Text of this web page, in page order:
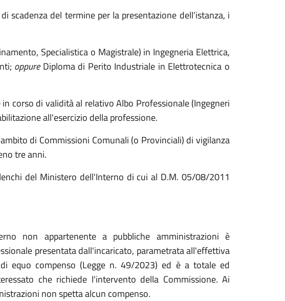
scadenza del termine per la presentazione dell’istanza, i
Specialistica o Magistrale) in Ingegneria Elettrica,
oppureDiploma di Perito Industriale in Elettrotecnica o
in corso di validità al relativo Albo Professionale (Ingegneri
all'esercizio della professione.
di Commissioni Comunali (o Provinciali) di vigilanza
tre anni.
del Ministero dell'Interno di cui al D.M. 05/08/2011
non appartenente a pubbliche amministrazioni è
presentata dall'incaricato, parametrata all'effettiva
equo compenso (Legge n. 49/2023) ed è a totale ed
che richiede l'intervento della Commissione. Ai
non spetta alcun compenso.